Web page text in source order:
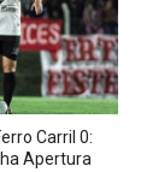
Carril 0:
Apertura